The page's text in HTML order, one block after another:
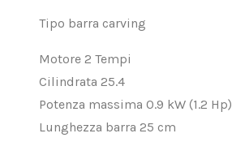
Tipo barra carving
Motore 2 Tempi
Cilindrata 25.4
Potenza massima 0.9 kW (1.2 Hp)
Lunghezza barra 25 cm